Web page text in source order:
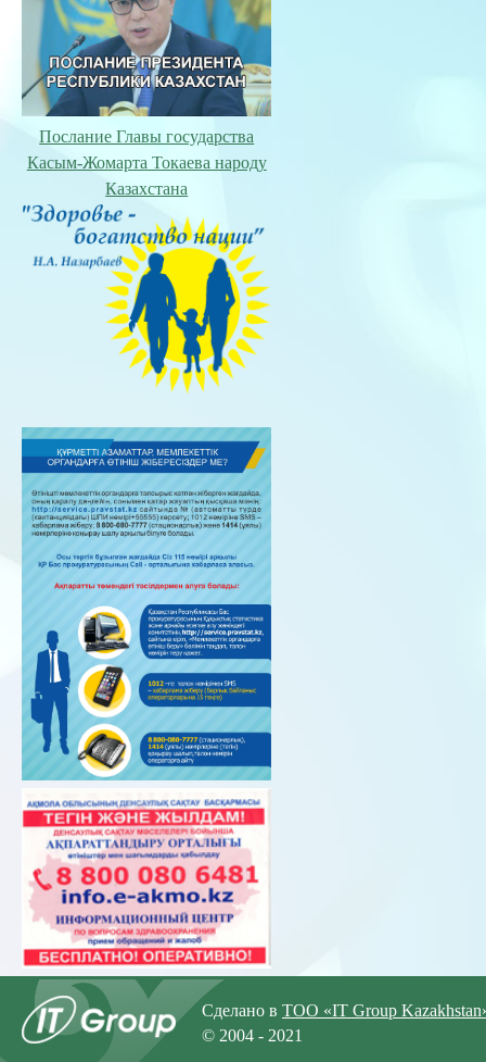
Послание Главы государства
Касым-Жомарта Токаева народу
Казахстана
Сделано в ТОО «IT Group
© 2004 - 2021